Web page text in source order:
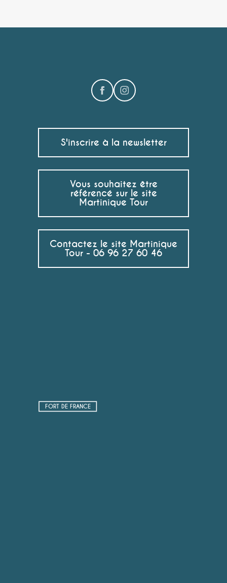
S'inscrire à la newsletter
Vous souhaitez être
référencé sur le site
Martinique Tour
Contactez le site Martinique
Tour - 06 96 27 60 46
FORT DE FRANCE